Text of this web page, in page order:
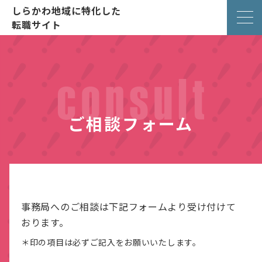
しらかわ地域に特化した
転職サイト
ご相談フォーム
事務局へのご相談は下記フォームより受け付けて
おります。
＊印の項目は必ずご記入をお願いいたします。